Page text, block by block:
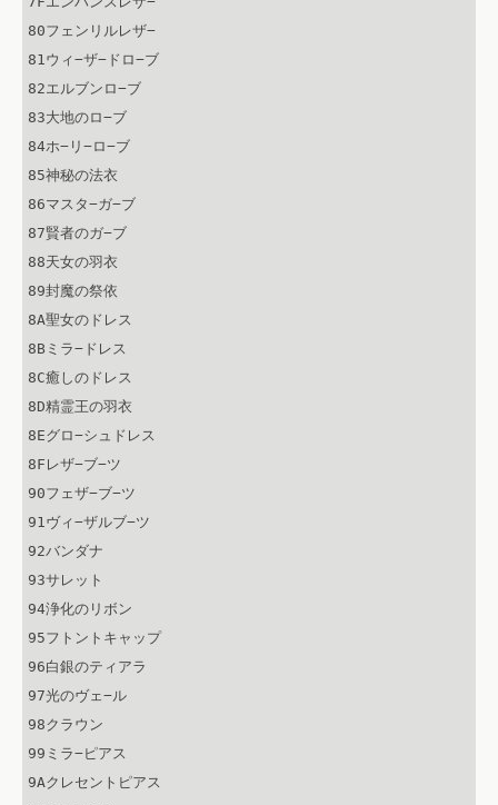
80フェンリルレザ−
81ウィ−ザ−ドロ−ブ
82エルブンロ−ブ
83大地のロ−ブ
84ホ−リ−ロ−ブ
85神秘の法衣
86マスタ−ガ−ブ
87賢者のガ−ブ
88天女の羽衣
89封魔の祭依
8A聖女のドレス
8Bミラ−ドレス
8C癒しのドレス
8D精霊王の羽衣
8Eグロ−シュドレス
8Fレザ−ブ−ツ
90フェザ−ブ−ツ
91ヴィ−ザルブ−ツ
92バンダナ
93サレット
94浄化のリボン
95フトントキャップ
96白銀のティアラ
97光のヴェ−ル
98クラウン
99ミラ−ピアス
9Aクレセントピアス